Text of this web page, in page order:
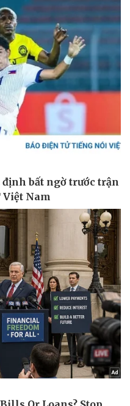
Đời sống
Nhà đẹp
Blog
Tình yêu - Gia đình